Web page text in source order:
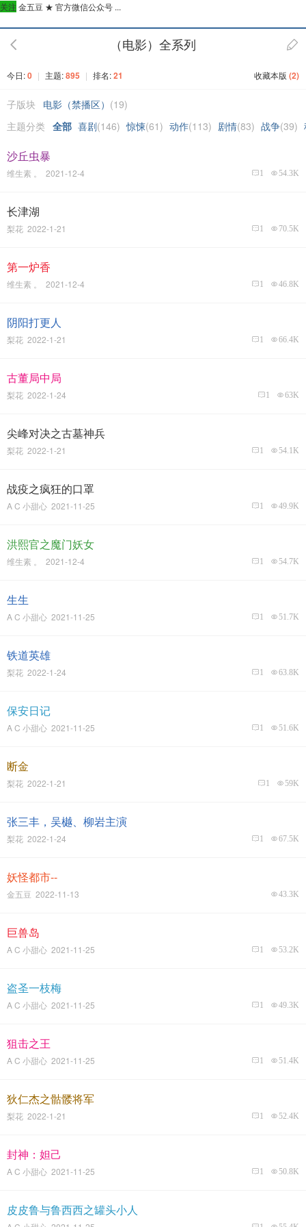
关注 金五豆 ★ 官方微信公众号 ...
（电影）全系列
今日:0 | 主题:895 | 排名:21 收藏本版 (2)
子版块 电影（禁播区） (19)
主题分类 全部 喜剧(146) 惊悚(61) 动作(113) 剧情(83) 战争(39)
沙丘虫暴
维生素 。 2021-12-4 54.3K
1
长津湖
梨花 2022-1-21 70.5K
1
第一炉香
维生素 。 2021-12-4 46.8K
1
阴阳打更人
梨花 2022-1-21 66.4K
1
古董局中局
梨花 2022-1-24 63K
1
尖峰对决之古墓神兵
梨花 2022-1-21 54.1K
1
战疫之疯狂的口罩
A C 小甜心 2021-11-25 49.9K
1
洪熙官之魔门妖女
维生素 。 2021-12-4 54.7K
1
生生
A C 小甜心 2021-11-25 51.7K
1
铁道英雄
梨花 2022-1-24 63.8K
1
保安日记
A C 小甜心 2021-11-25 51.6K
1
断金
梨花 2022-1-21 59K
1
张三丰，吴樾、柳岩主演
梨花 2022-1-24 67.5K
1
妖怪都市--
金五豆 2022-11-13 43.3K
巨兽岛
A C 小甜心 2021-11-25 53.2K
1
盗圣一枝梅
A C 小甜心 2021-11-25 49.3K
1
狙击之王
A C 小甜心 2021-11-25 51.4K
1
狄仁杰之骷髅将军
梨花 2022-1-21 52.4K
1
封神：妲己
A C 小甜心 2021-11-25 50.8K
1
皮皮鲁与鲁西西之罐头小人